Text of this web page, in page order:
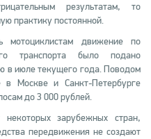
результатам, то
практику постоянной.
мотоциклистам движение по
транспорта было подано
в июле текущего года. Поводом
в Москве и Санкт-Петербурге
до 3 000 рублей.
зарубежных стран,
передвижения не создают